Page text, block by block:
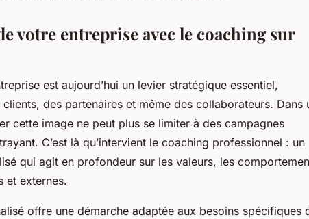
votre entreprise avec le coaching sur
est aujourd’hui un levier stratégique essentiel,
des partenaires et même des collaborateurs. Dans
cette image ne peut plus se limiter à des campagnes
C’est là qu’intervient le coaching professionnel : un
qui agit en profondeur sur les valeurs, les
et externes.
offre une démarche adaptée aux besoins spécifiques